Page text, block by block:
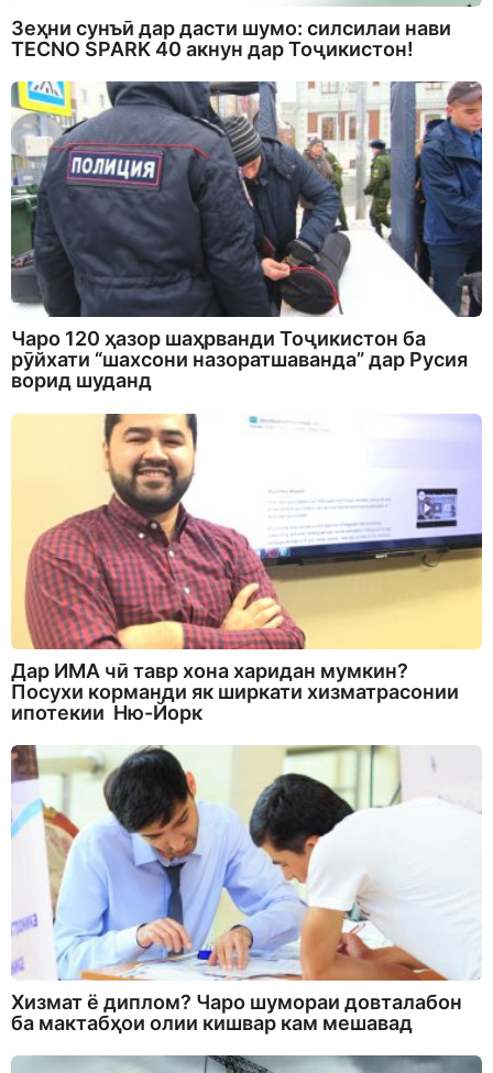
Зеҳни сунъӣ дар дасти шумо: силсилаи нави
TECNO SPARK 40 акнун дар Тоҷикистон!
Чаро 120 ҳазор шаҳрванди Тоҷикистон ба
рӯйхати “шахсони назоратшаванда” дар Русия
ворид шуданд
Дар ИМА чӣ тавр хона харидан мумкин?
Посухи корманди як ширкати хизматрасонии
ипотекии Ню-Йорк
Хизмат ё диплом? Чаро шумораи довталабон
ба мактабҳои олии кишвар кам мешавад